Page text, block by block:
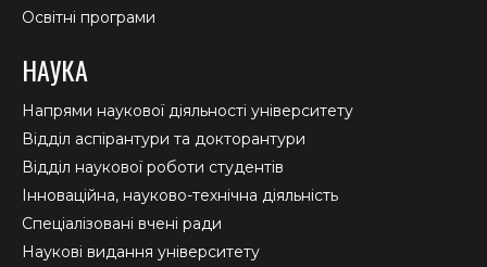
Освітні програми
НАУКА
Напрями наукової діяльності університету
Відділ аспірантури та докторантури
Відділ наукової роботи студентів
Інноваційна, науково-технічна діяльність
Спеціалізовані вчені ради
Наукові видання університету